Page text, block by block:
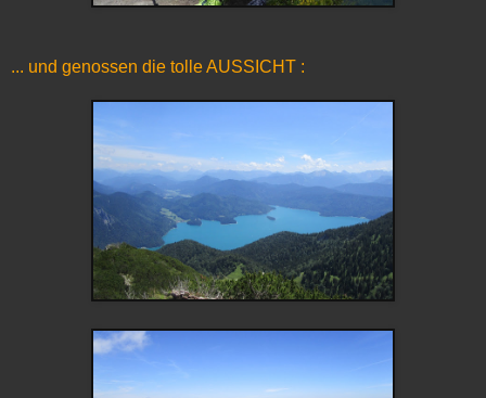
... und genossen die tolle AUSSICHT :